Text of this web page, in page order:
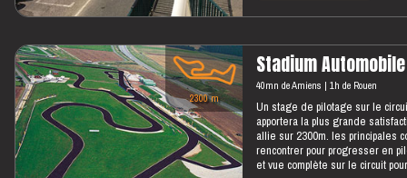
Stadium
2300 m
40mn de Amiens 1h de Rouen
Un stage de pilotage sur le
apportera la plus grande
allie sur 2300m. les principales
rencontrer pour progresser en
et vue complète sur le circuit